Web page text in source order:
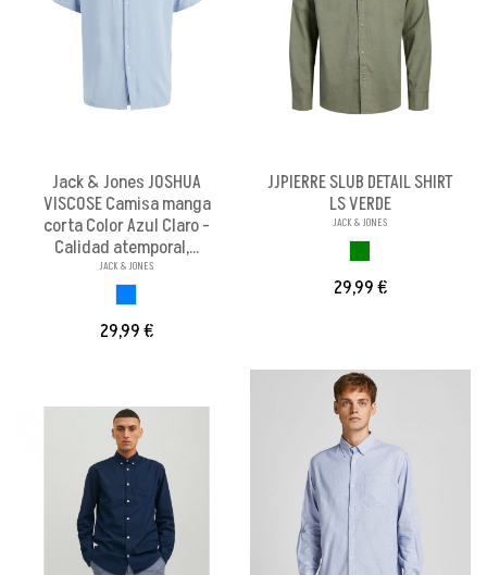
Jack & Jones JOSHUA
VISCOSE Camisa manga
corta Color Azul Claro -
Calidad atemporal,...
JACK & JONES
29,99 €
JJPIERRE SLUB DETAIL SHIRT
LS VERDE
JACK & JONES
29,99 €